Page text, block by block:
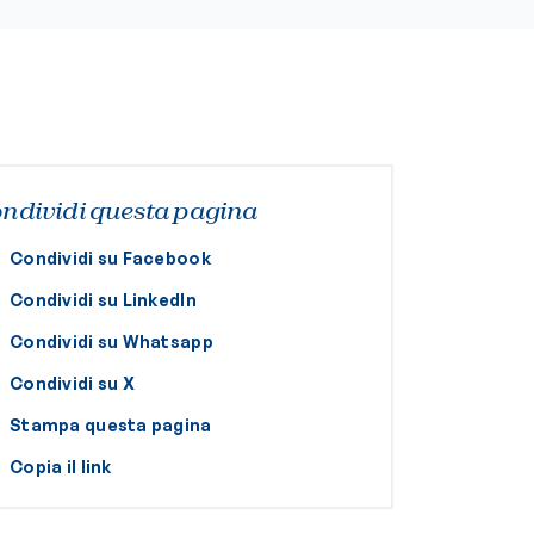
questa pagina
Condividi su Facebook
Condividi su LinkedIn
Condividi su Whatsapp
Condividi su X
Stampa questa pagina
Copia il link